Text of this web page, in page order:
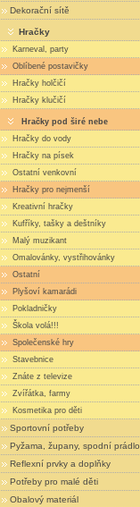
Dekorační sítě
Hračky
Karneval, party
Oblíbené postavičky
Hračky holčičí
Hračky klučičí
Hračky pod širé nebe
Hračky do vody
Hračky na písek
Ostatní venkovní
Hračky pro nejmenší
Kreativní hračky
Kufříky, tašky a deštníky
Malý muzikant
Omalovánky, vystřihovánky
Ostatní
Plyšoví kamarádi
Pokladničky
Škola volá!!!
Společenské hry
Stavebnice
Znáte z televize
Zvířátka, farmy
Kosmetika pro děti
Sportovní potřeby
Pyžama, župany, spodní prádlo
Reflexní prvky a doplňky
Potřeby pro malé děti
Obalový materiál